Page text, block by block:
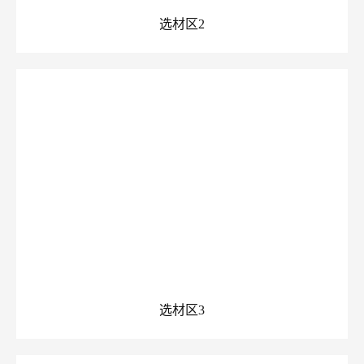
选材区2
选材区3